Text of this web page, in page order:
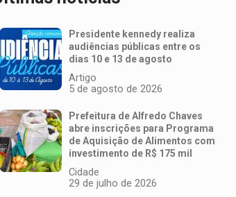
Presidente kennedy realiza
audiências públicas entre os
dias 10 e 13 de agosto
Artigo
5 de agosto de 2026
Prefeitura de Alfredo Chaves
abre inscrições para Programa
de Aquisição de Alimentos com
investimento de R$ 175 mil
Cidade
29 de julho de 2026